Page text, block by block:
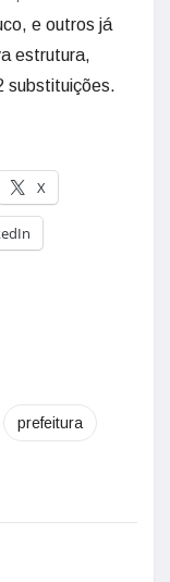
e outros já
estrutura,
substituições.
X
prefeitura